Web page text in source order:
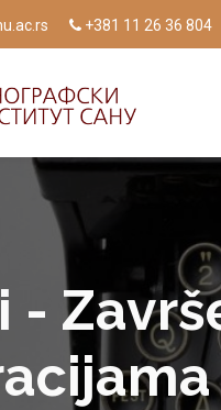
+381 11 26 36 804
-